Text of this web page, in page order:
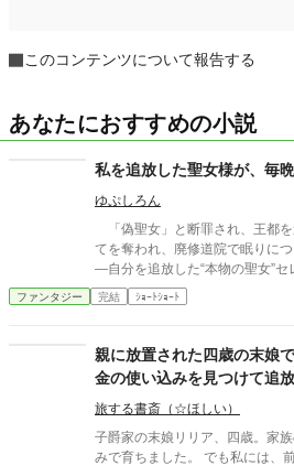
このコンテンツについて報告する
あなたにおすすめの小説
私を追放した聖女様が、毎
ゆぷしろん
「偽聖女」と断罪され、王都
てを奪われ、廃修道院で眠りに
―自分を追放した“本物の聖女”セレ
願い、わたくしの身体を取り戻して！」 聖印を授か
セレスティアの肉体は謎の存在
など知るものかと思っていたエ
と調べるうち、歴代聖女を食い
追放に隠された恐ろしい真相へ辿り着く。 許せ
見捨てない。 追放治癒師と泣き
長。最悪の出会いから始まる三
た身体と居場所を取り戻す！
ファンタジー 完結 ｼｮｰﾄｼｮｰﾄ
親に放置された四歳の末娘
金の使い込みを見つけて追
と、おいしいものを食べる旅
旅する書斎（☆ほしい）
子爵家の末娘リリア、四歳。家
みで育ちました。 でも私には、